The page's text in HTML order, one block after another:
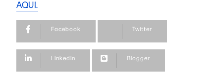
AQUI.
Facebook Twitter
Linkedin Blogger